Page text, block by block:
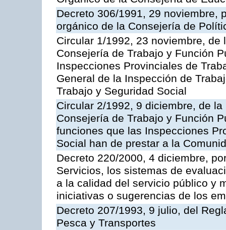
Decreto 306/1991, 29 noviembre,
orgánico de la Consejería de
Circular 1/1992, 23 noviembre,
Consejería de Trabajo y Función
Inspecciones Provinciales de
General de la Inspección de
Trabajo y Seguridad Social
Circular 2/1992, 9 diciembre, de
Consejería de Trabajo y Función
funciones que las Inspecciones
Social han de prestar a la
Decreto 220/2000, 4 diciembre,
Servicios, los sistemas de
a la calidad del servicio público y
iniciativas o sugerencias de los
Decreto 207/1993, 9 julio, del
Pesca y Transportes